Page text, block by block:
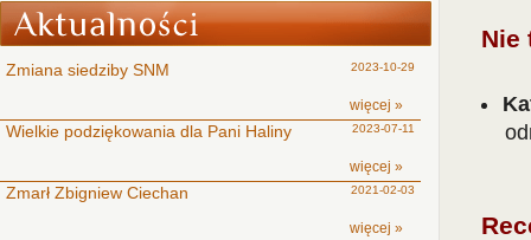
Zmiana siedziby SNM 2023-10-29
więcej »
Wielkie podziękowania dla Pani Haliny 2023-07-11
więcej »
Zmarł Zbigniew Ciechan 2021-02-03
więcej »
Nie